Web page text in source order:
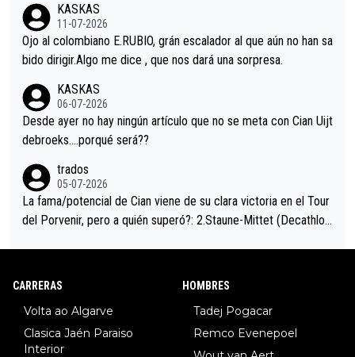
i sin pedalear, luego está el saludo con Evenepoel dándose la
mano de una manera muy fraternal, más allá de los típicos toqu
es en el hombro con que saludaba a Vingegard. Ahí hubo una in
eta, a ver si por querer poner a Del Toro con calzador en posi
ción de podio UAE y Pojacar se van complicar el tour.
KASKAS
11-07-2026
Ojo al colombiano E.RUBIO, grán escalador al que aún no han sa
bido dirigir.Algo me dice , que nos dará una sorpresa.
KASKAS
06-07-2026
Desde ayer no hay ningún artículo que no se meta con Cian Uijt
debroeks….porqué será??
trados
05-07-2026
La fama/potencial de Cian viene de su clara victoria en el Tour
del Porvenir, pero a quién superó?: 2.Staune-Mittet (Decathlon,
CARRERAS
Volta ao Algarve
Clasica Jaén Paraiso
Interior
HOMBRES
Tadej Pogacar
Remco Evenepoel